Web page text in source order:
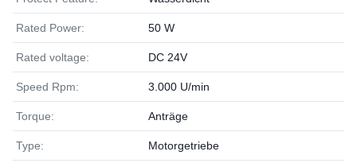
Rated Power: 50 W
Rated voltage: DC 24V
Speed Rpm: 3.000 U/min
Torque: Anträge
Type: Motorgetriebe